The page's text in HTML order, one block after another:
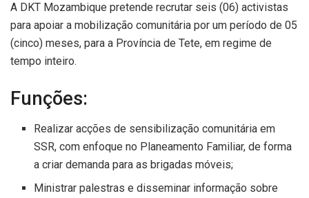
A DKT Mozambique pretende recrutar seis (06) activistas
para apoiar a mobilização comunitária por um período de 05
(cinco) meses, para a Província de Tete, em regime de
tempo inteiro.
Funções:
Realizar acções de sensibilização comunitária em
SSR, com enfoque no Planeamento Familiar, de forma
a criar demanda para as brigadas móveis;
Ministrar palestras e disseminar informação sobre